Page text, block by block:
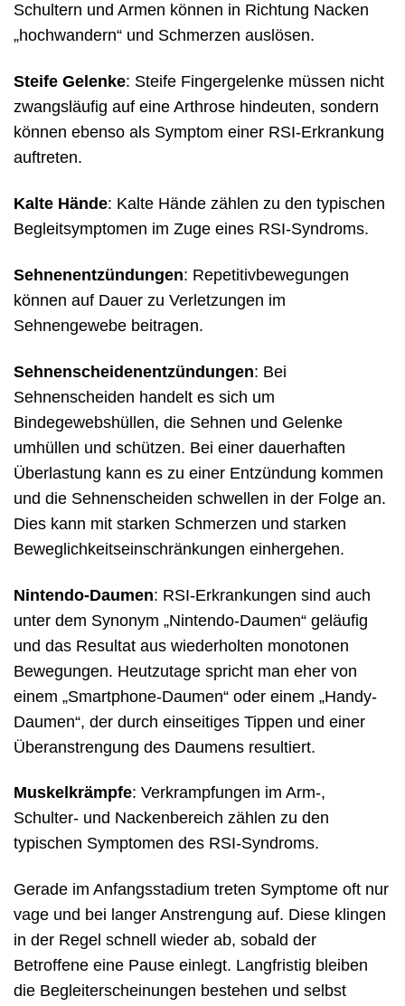
Schultern und Armen können in Richtung Nacken
„hochwandern“ und Schmerzen auslösen.
Steife Gelenke: Steife Fingergelenke müssen nicht
zwangsläufig auf eine Arthrose hindeuten, sondern
können ebenso als Symptom einer RSI-Erkrankung
auftreten.
Kalte Hände: Kalte Hände zählen zu den typischen
Begleitsymptomen im Zuge eines RSI-Syndroms.
Sehnenentzündungen: Repetitivbewegungen
können auf Dauer zu Verletzungen im
Sehnengewebe beitragen.
Sehnenscheidenentzündungen: Bei
Sehnenscheiden handelt es sich um
Bindegewebshüllen, die Sehnen und Gelenke
umhüllen und schützen. Bei einer dauerhaften
Überlastung kann es zu einer Entzündung kommen
und die Sehnenscheiden schwellen in der Folge an.
Dies kann mit starken Schmerzen und starken
Beweglichkeitseinschränkungen einhergehen.
Nintendo-Daumen: RSI-Erkrankungen sind auch
unter dem Synonym „Nintendo-Daumen“ geläufig
und das Resultat aus wiederholten monotonen
Bewegungen. Heutzutage spricht man eher von
einem „Smartphone-Daumen“ oder einem „Handy-
Daumen“, der durch einseitiges Tippen und einer
Überanstrengung des Daumens resultiert.
Muskelkrämpfe: Verkrampfungen im Arm-,
Schulter- und Nackenbereich zählen zu den
typischen Symptomen des RSI-Syndroms.
Gerade im Anfangsstadium treten Symptome oft nur
vage und bei langer Anstrengung auf. Diese klingen
in der Regel schnell wieder ab, sobald der
Betroffene eine Pause einlegt. Langfristig bleiben
die Begleiterscheinungen bestehen und selbst